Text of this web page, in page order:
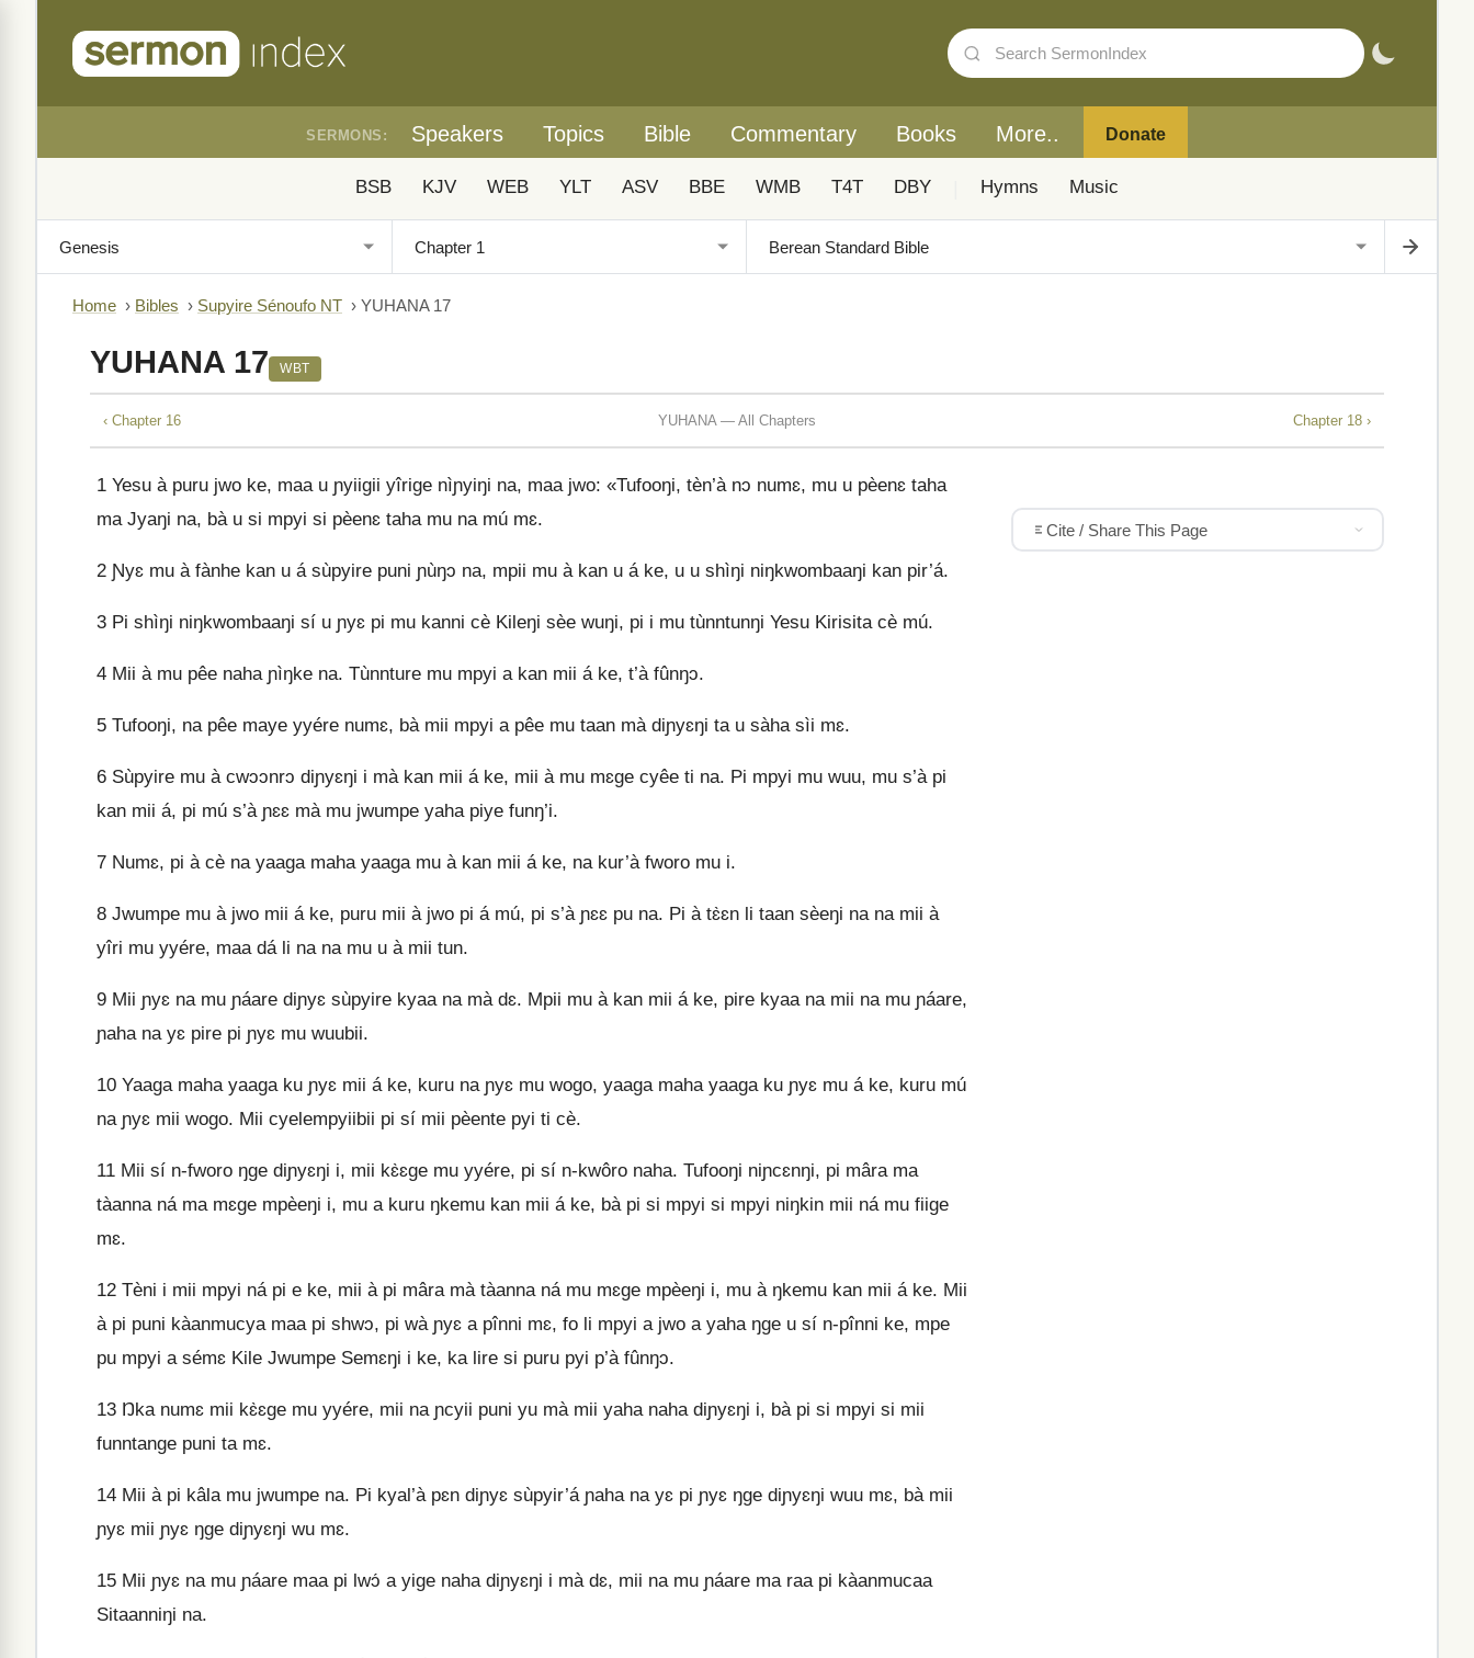
SERMONS: Speakers Topics Bible Commentary Books More.. Donate
BSB KJV WEB YLT ASV BBE WMB T4T DBY Hymns Music
Home › Bibles › Supyire Sénoufo NT › YUHANA 17
YUHANA 17 WBT
‹ Chapter 16 YUHANA — All Chapters Chapter 18 ›
1 Yesu à puru jwo ke, maa u ɲyiigii yîrige nìɲyiŋi na, maa jwo: «Tufooŋi, tèn’à nɔ numɛ, mu u pèenɛ taha
ma Jyaŋi na, bà u si mpyi si pèenɛ taha mu na mú mɛ.
2 Ɲyɛ mu à fànhe kan u á sùpyire puni ɲùŋɔ na, mpii mu à kan u á ke, u u shìŋi niŋkwombaaŋi kan pir’á.
3 Pi shìŋi niŋkwombaaŋi sí u ɲyɛ pi mu kanni cè Kileŋi sèe wuŋi, pi i mu tùnntunŋi Yesu Kirisita cè mú.
4 Mii à mu pêe naha ɲìŋke na. Tùnnture mu mpyi a kan mii á ke, t’à fûnŋɔ.
5 Tufooŋi, na pêe maye yyére numɛ, bà mii mpyi a pêe mu taan mà diɲyɛŋi ta u sàha sìi mɛ.
6 Sùpyire mu à cwɔɔnrɔ diɲyɛŋi i mà kan mii á ke, mii à mu mɛge cyêe ti na. Pi mpyi mu wuu, mu s’à pi
kan mii á, pi mú s’à ɲɛɛ mà mu jwumpe yaha piye funŋ’i.
7 Numɛ, pi à cè na yaaga maha yaaga mu à kan mii á ke, na kur’à fworo mu i.
8 Jwumpe mu à jwo mii á ke, puru mii à jwo pi á mú, pi s’à ɲɛɛ pu na. Pi à tɛ̀ɛn li taan sèeŋi na na mii à
yîri mu yyére, maa dá li na na mu u à mii tun.
9 Mii ɲyɛ na mu ɲáare diɲyɛ sùpyire kyaa na mà dɛ. Mpii mu à kan mii á ke, pire kyaa na mii na mu ɲáare,
ɲaha na yɛ pire pi ɲyɛ mu wuubii.
10 Yaaga maha yaaga ku ɲyɛ mii á ke, kuru na ɲyɛ mu wogo, yaaga maha yaaga ku ɲyɛ mu á ke, kuru mú
na ɲyɛ mii wogo. Mii cyelempyiibii pi sí mii pèente pyi ti cè.
11 Mii sí n‑fworo ŋge diɲyɛŋi i, mii kɛ̀ɛge mu yyére, pi sí n‑kwôro naha. Tufooŋi niɲcɛnŋi, pi mâra ma
tàanna ná ma mɛge mpèeŋi i, mu a kuru ŋkemu kan mii á ke, bà pi si mpyi si mpyi niŋkin mii ná mu fiige
mɛ.
12 Tèni i mii mpyi ná pi e ke, mii à pi mâra mà tàanna ná mu mɛge mpèeŋi i, mu à ŋkemu kan mii á ke. Mii
à pi puni kàanmucya maa pi shwɔ, pi wà ɲyɛ a pînni mɛ, fo li mpyi a jwo a yaha ŋge u sí n‑pînni ke, mpe
pu mpyi a sémɛ Kile Jwumpe Semɛŋi i ke, ka lire si puru pyi p’à fûnŋɔ.
13 Ŋka numɛ mii kɛ̀ɛge mu yyére, mii na ɲcyii puni yu mà mii yaha naha diɲyɛŋi i, bà pi si mpyi si mii
funntange puni ta mɛ.
14 Mii à pi kâla mu jwumpe na. Pi kyal’à pɛn diɲyɛ sùpyir’á ɲaha na yɛ pi ɲyɛ ŋge diɲyɛŋi wuu mɛ, bà mii
ɲyɛ mii ɲyɛ ŋge diɲyɛŋi wu mɛ.
15 Mii ɲyɛ na mu ɲáare maa pi lwɔ́ a yige naha diɲyɛŋi i mà dɛ, mii na mu ɲáare ma raa pi kàanmucaa
Sitaanniŋi na.
Cite / Share This Page